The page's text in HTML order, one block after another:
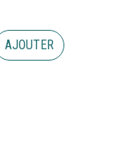
AJOUTER